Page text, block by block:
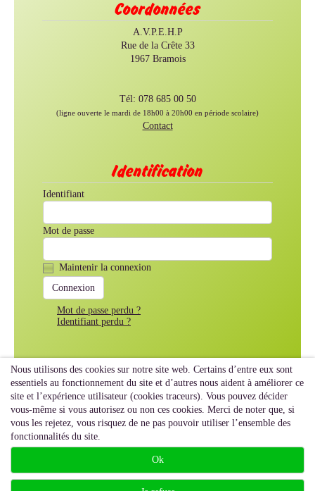
Coordonnées
A.V.P.E.H.P
Rue de la Crête 33
1967 Bramois
Tél: 078 685 00 50
(ligne ouverte le mardi de 18h00 à 20h00 en période scolaire)
Contact
Identification
Identifiant
Mot de passe
Maintenir la connexion
Mot de passe perdu ?
Identifiant perdu ?
Nous utilisons des cookies sur notre site web. Certains d’entre eux sont
essentiels au fonctionnement du site et d’autres nous aident à améliorer ce
site et l’expérience utilisateur (cookies traceurs). Vous pouvez décider
vous-même si vous autorisez ou non ces cookies. Merci de noter que, si
vous les rejetez, vous risquez de ne pas pouvoir utiliser l’ensemble des
fonctionnalités du site.
Ok